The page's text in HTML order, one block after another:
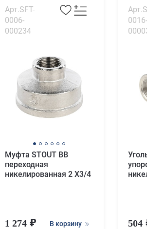
Арт.SFT-
0006-
000234
Муфта STOUT ВВ
переходная
никелированная 2 X3/4
1 274 В корзину
0016-
504